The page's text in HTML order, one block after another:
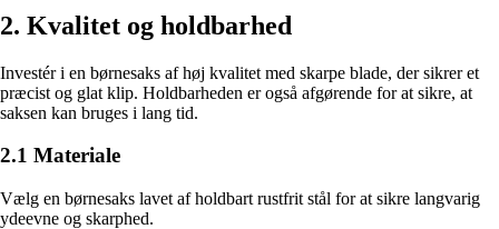
2. Kvalitet og holdbarhed
Investér i en børnesaks af høj kvalitet med skarpe blade, der sikrer et
præcist og glat klip. Holdbarheden er også afgørende for at sikre, at
saksen kan bruges i lang tid.
2.1 Materiale
Vælg en børnesaks lavet af holdbart rustfrit stål for at sikre langvarig
ydeevne og skarphed.